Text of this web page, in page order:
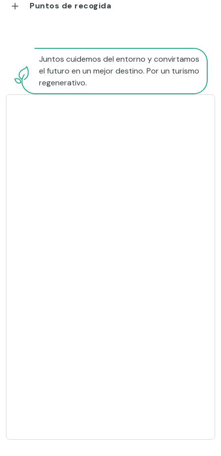
Puntos de recogida
Juntos cuidemos del entorno y convirtamos
el futuro en un mejor destino. Por un turismo
regenerativo.